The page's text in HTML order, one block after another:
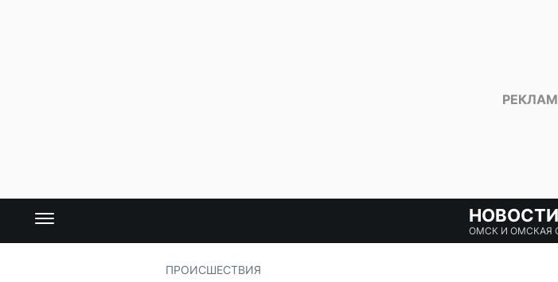
НОВОСТИ
ОМСК И ОМСКАЯ
ПРОИСШЕСТВИЯ